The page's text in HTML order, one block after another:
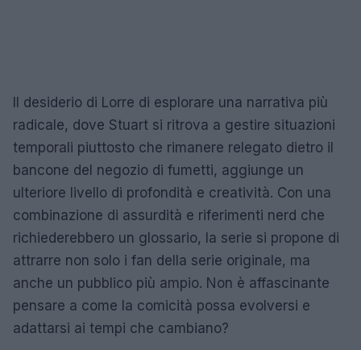
Il desiderio di Lorre di esplorare una narrativa più
radicale, dove Stuart si ritrova a gestire situazioni
temporali piuttosto che rimanere relegato dietro il
bancone del negozio di fumetti, aggiunge un
ulteriore livello di profondità e creatività. Con una
combinazione di assurdità e riferimenti nerd che
richiederebbero un glossario, la serie si propone di
attrarre non solo i fan della serie originale, ma
anche un pubblico più ampio. Non è affascinante
pensare a come la comicità possa evolversi e
adattarsi ai tempi che cambiano?